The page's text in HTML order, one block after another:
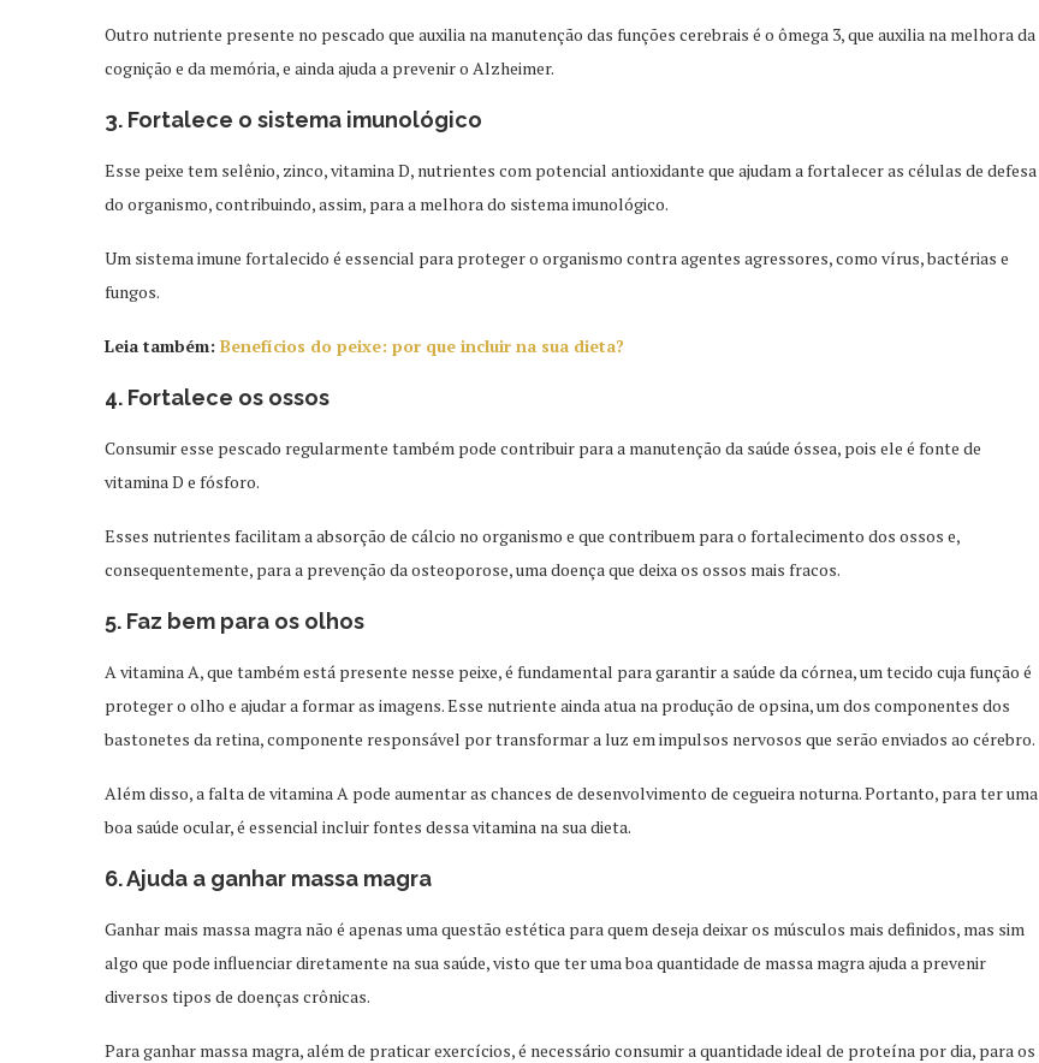
Outro nutriente presente no pescado que auxilia na manutenção das funções cerebrais é o ômega 3, que auxilia na melhora da
cognição e da memória, e ainda ajuda a prevenir o Alzheimer.
3. Fortalece o sistema imunológico
Esse peixe tem selênio, zinco, vitamina D, nutrientes com potencial antioxidante que ajudam a fortalecer as células de defesa
do organismo, contribuindo, assim, para a melhora do sistema imunológico.
Um sistema imune fortalecido é essencial para proteger o organismo contra agentes agressores, como vírus, bactérias e
fungos.
Leia também: Benefícios do peixe: por que incluir na sua dieta?
4. Fortalece os ossos
Consumir esse pescado regularmente também pode contribuir para a manutenção da saúde óssea, pois ele é fonte de
vitamina D e fósforo.
Esses nutrientes facilitam a absorção de cálcio no organismo e que contribuem para o fortalecimento dos ossos e,
consequentemente, para a prevenção da osteoporose, uma doença que deixa os ossos mais fracos.
5. Faz bem para os olhos
A vitamina A, que também está presente nesse peixe, é fundamental para garantir a saúde da córnea, um tecido cuja função é
proteger o olho e ajudar a formar as imagens. Esse nutriente ainda atua na produção de opsina, um dos componentes dos
bastonetes da retina, componente responsável por transformar a luz em impulsos nervosos que serão enviados ao cérebro.
Além disso, a falta de vitamina A pode aumentar as chances de desenvolvimento de cegueira noturna. Portanto, para ter uma
boa saúde ocular, é essencial incluir fontes dessa vitamina na sua dieta.
6. Ajuda a ganhar massa magra
Ganhar mais massa magra não é apenas uma questão estética para quem deseja deixar os músculos mais definidos, mas sim
algo que pode influenciar diretamente na sua saúde, visto que ter uma boa quantidade de massa magra ajuda a prevenir
diversos tipos de doenças crônicas.
Para ganhar massa magra, além de praticar exercícios, é necessário consumir a quantidade ideal de proteína por dia, para os